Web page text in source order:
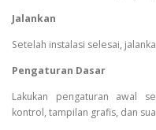
Jalankan
Setelah instalasi selesai,
Pengaturan Dasar
Lakukan pengaturan awal
kontrol, tampilan grafis, dan